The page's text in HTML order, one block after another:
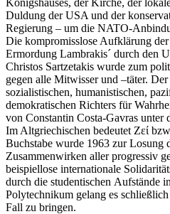
Duldung der USA und der
Regierung – um die NATO-
Die kompromisslose Aufklärung
Ermordung Lambrakis´ durch den
Christos Sartzetakis wurde zum
gegen alle Mitwisser und –täter.
sozialistischen, humanistischen,
demokratischen Richters für
von Constantin Costa-Gavras unter
Im Altgriechischen bedeutet Ζεί
Buchstabe wurde 1963 zur Losung
Zusammenwirken aller progressiv
beispiellose internationale
durch die studentischen Aufstände
Polytechnikum gelang es
Fall zu bringen.